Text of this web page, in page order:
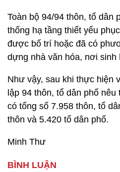
Toàn bộ 94/94 thôn, tổ dân
thống hạ tầng thiết yếu
được bố trí hoặc đã có
dựng nhà văn hóa, nơi sinh
Như vậy, sau khi thực hiện
lập 94 thôn, tổ dân phố
có tổng số 7.958 thôn, tổ
thôn và 5.420 tổ dân phố.
Minh Thư